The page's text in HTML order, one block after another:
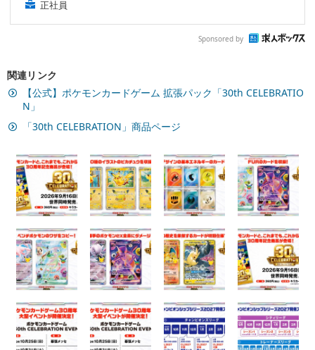
正社員
Sponsored by
関連リンク
【公式】ポケモンカードゲーム 拡張パック「30th CELEBRATIO
N」
「30th CELEBRATION」商品ページ